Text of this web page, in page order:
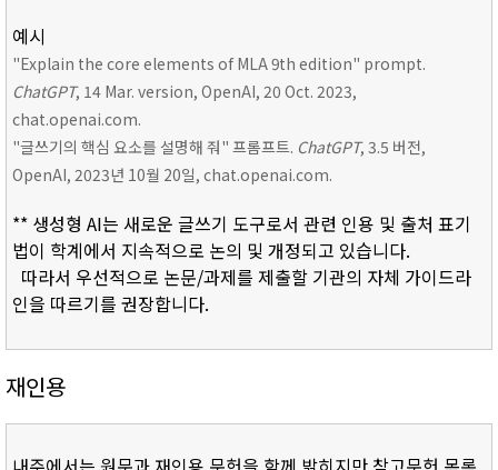
예시
"Explain the core elements of MLA 9th edition" prompt.
ChatGPT, 14 Mar. version, OpenAI, 20 Oct. 2023,
chat.openai.com.
"글쓰기의 핵심 요소를 설명해 줘" 프롬프트. ChatGPT, 3.5 버전,
OpenAI, 2023년 10월 20일, chat.openai.com.
** 생성형 AI는 새로운 글쓰기 도구로서 관련 인용 및 출처 표기
법이 학계에서 지속적으로 논의 및 개정되고 있습니다.
따라서 우선적으로 논문/과제를 제출할 기관의 자체 가이드라
인을 따르기를 권장합니다.
재인용